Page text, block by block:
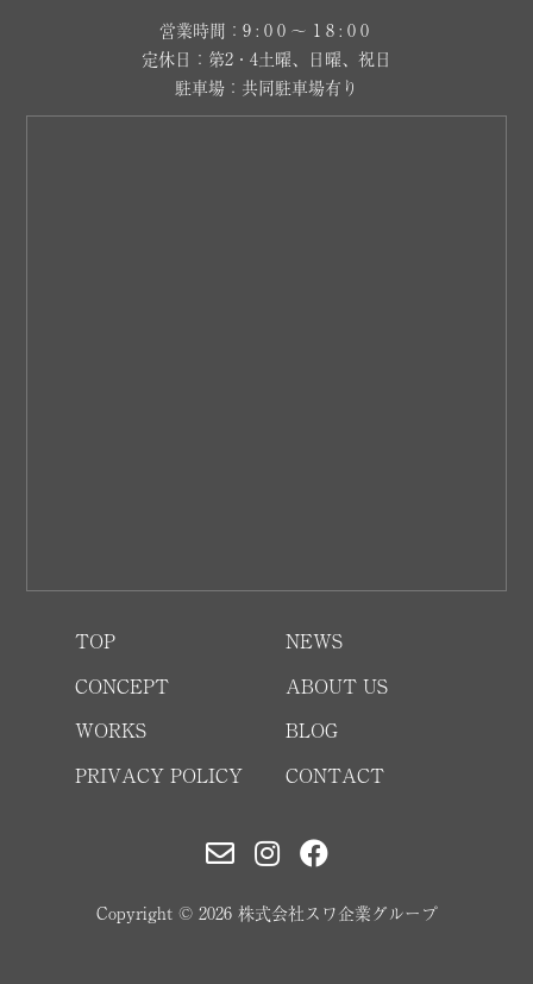
営業時間： 9:00～18:00
定休日：第2・4土曜、日曜、祝日
駐車場：共同駐車場有り
TOP
NEWS
CONCEPT
ABOUT US
WORKS
BLOG
PRIVACY POLICY
CONTACT
Copyright © 2026 株式会社スワ企業グループ